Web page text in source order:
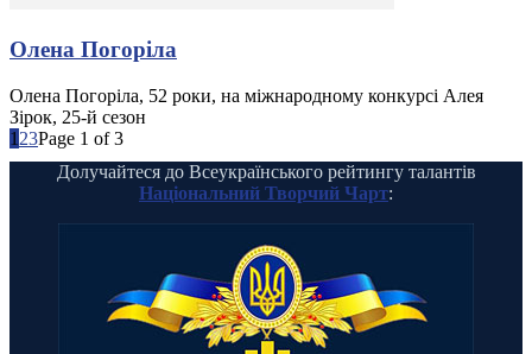
Олена Погоріла
Олена Погоріла, 52 роки, на міжнародному конкурсі Алея
Зірок, 25-й сезон
1 23Page 1 of 3
Долучайтеся до Всеукраїнського рейтингу талантів
Національний Творчий Чарт: